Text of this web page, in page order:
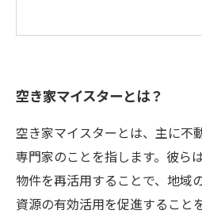
空き家マイスターとは？
空き家マイスターとは、主に不
専門家のことを指します。彼ら
物件を再活用することで、地域
資源の有効活用を促進すること